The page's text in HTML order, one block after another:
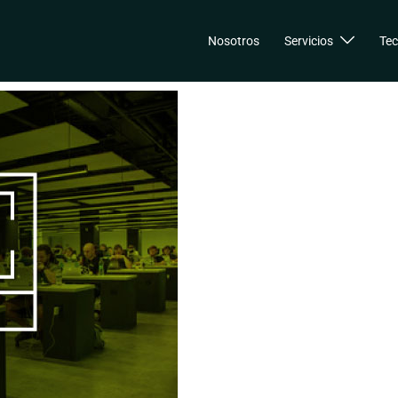
Nosotros Servicios